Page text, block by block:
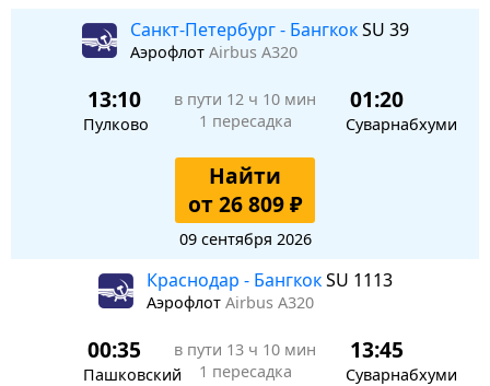
Санкт-Петербург - БангкокSU 39
Аэрофлот Airbus A320
13:10
Пулково
в пути 12 ч 10 мин
1 пересадка
01:20
Суварнабхуми
Найти
от 26 809 ₽
09 сентября 2026
Краснодар - БангкокSU 1113
Аэрофлот Airbus A320
00:35
Пашковский
в пути 13 ч 10 мин
1 пересадка
13:45
Суварнабхуми